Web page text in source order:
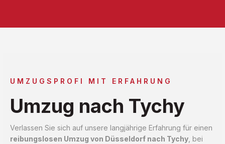
UMZUGSPROFI MIT ERFAHRUNG
Umzug nach Tychy
Verlassen Sie sich auf unsere langjährige Erfahrung für einen
reibungslosen Umzug von Düsseldorf nach Tychy , bei